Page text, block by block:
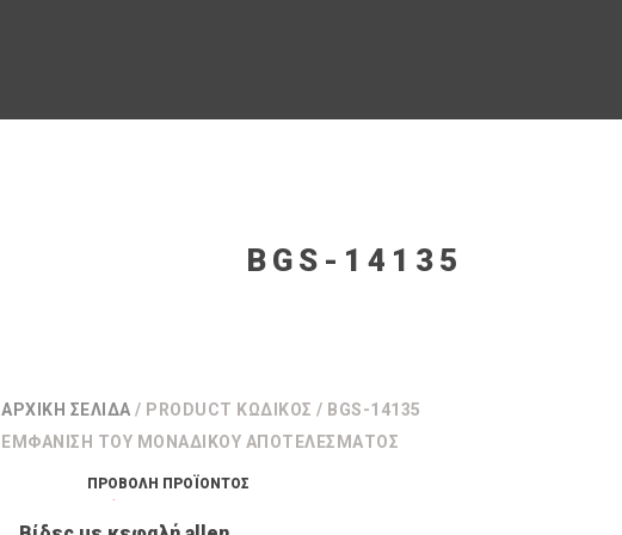
BGS-14135
ΑΡΧΙΚΉ ΣΕΛΊΔΑ / PRODUCT ΚΩΔΙΚΌΣ / BGS-14135
ΕΜΦΆΝΙΣΗ ΤΟΥ ΜΟΝΑΔΙΚΟΎ ΑΠΟΤΕΛΈΣΜΑΤΟΣ
ΠΡΟΒΟΛΉ ΠΡΟΪΌΝΤΟΣ